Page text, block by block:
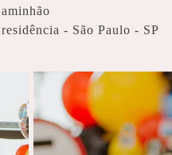
- São Paulo - SP